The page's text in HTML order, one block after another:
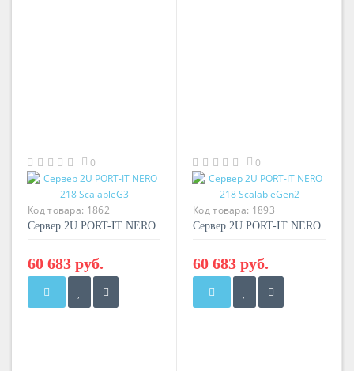
0
Код товара: 1862
Сервер 2U PORT-IT NERO
60 683 руб.
0
Код товара: 1893
Сервер 2U PORT-IT NERO
60 683 руб.